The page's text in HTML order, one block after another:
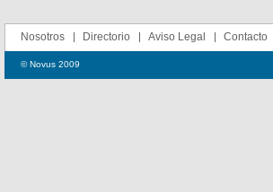
Nosotros Directorio Aviso Legal Contacto
© Novus 2009